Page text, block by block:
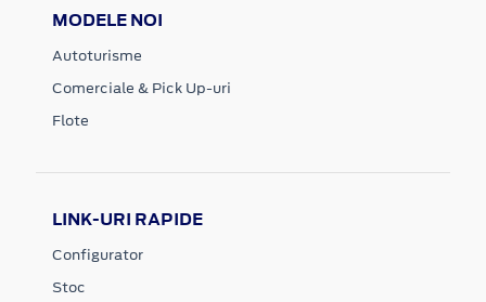
MODELE NOI
Autoturisme
Comerciale & Pick Up-uri
Flote
LINK-URI RAPIDE
Configurator
Stoc